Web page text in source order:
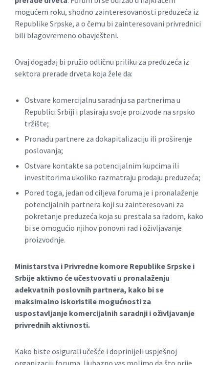
mogućem roku, shodno zainteresovanosti preduzeća iz
Republike Srpske, a o čemu bi zainteresovani privrednici
bili blagovremeno obavješteni.
Ovaj događaj bi pružio odličnu priliku za preduzeća iz
sektora prerade drveta koja žele da:
Ostvare komercijalnu saradnju sa partnerima u
Republici Srbiji i plasiraju svoje proizvode na srpsko
tržište;
Pronađu partnere za dokapitalizaciju ili proširenje
poslovanja;
Ostvare kontakte sa potencijalnim kupcima ili
investitorima ukoliko razmatraju prodaju preduzeća;
Pored toga, jedan od ciljeva foruma je i pronalaženje
potencijalnih partnera koji su zainteresovani za
pokretanje preduzeća koja su prestala sa radom, kako
bi se omogućio njihov ponovni rad i oživljavanje
proizvodnje.
Ministarstva i Privredne komore Republike Srpske i
Srbije aktivno će učestvovati u pronalaženju
adekvatnih poslovnih partnera, kako bi se
maksimalno iskoristile mogućnosti za
uspostavljanje komercijalnih saradnji i oživljavanje
privrednih aktivnosti.
Kako biste osigurali učešće i doprinijeli uspješnoj
organizaciji foruma, ljubazno vas molimo da što prije